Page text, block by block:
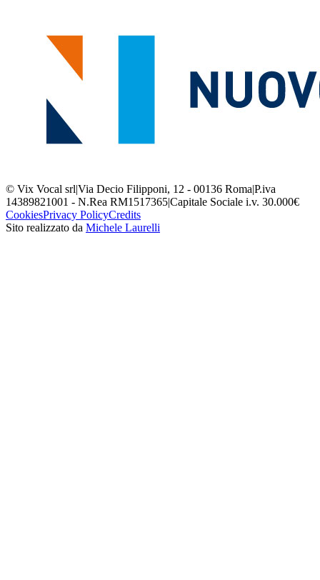
© Vix Vocal srl|Via Decio Filipponi, 12 - 00136 Roma|P.iva
14389821001 - N.Rea RM1517365|Capitale Sociale i.v. 30.000€
CookiesPrivacy PolicyCredits
Sito realizzato da Michele Laurelli